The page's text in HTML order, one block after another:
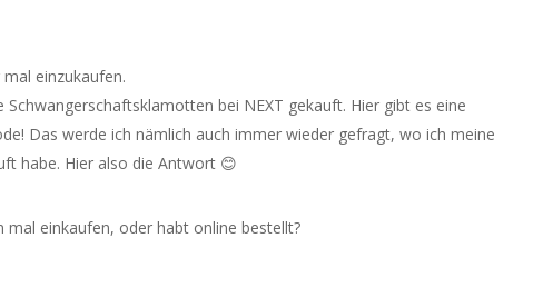
einzukaufen.
bei NEXT gekauft. Hier gibt es eine
Das werde ich nämlich auch immer wieder gefragt, wo ich meine
habe. Hier also die Antwort 😊
mal einkaufen, oder habt online bestellt?